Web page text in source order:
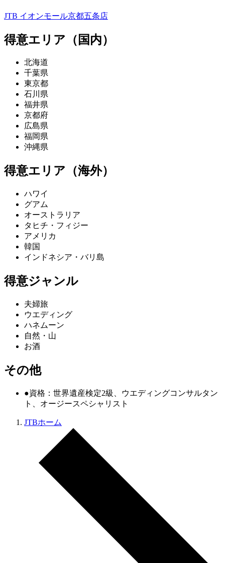
JTB イオンモール京都五条店
得意エリア（国内）
北海道
千葉県
東京都
石川県
福井県
京都府
広島県
福岡県
沖縄県
得意エリア（海外）
ハワイ
グアム
オーストラリア
タヒチ・フィジー
アメリカ
韓国
インドネシア・バリ島
得意ジャンル
夫婦旅
ウエディング
ハネムーン
自然・山
お酒
その他
●資格：世界遺産検定2級、ウエディングコンサルタン
ト、オージースペシャリスト
JTBホーム